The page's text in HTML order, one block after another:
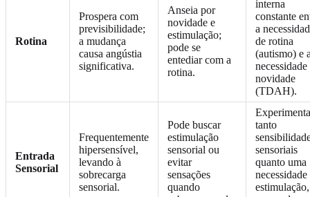
Rotina
Prospera com
previsibilidade;
a mudança
causa angústia
significativa.
Anseia por
novidade e
estimulação;
pode se
entediar com a
rotina.
interna
constante
a
de rotina
(autismo) e
necessidade
novidade
(TDAH).
Entrada
Sensorial
Frequentemente
hipersensível,
levando à
sobrecarga
sensorial.
Pode buscar
estimulação
sensorial ou
evitar
sensações
quando
Experimenta
tanto
sensoriais
quanto uma
necessidade